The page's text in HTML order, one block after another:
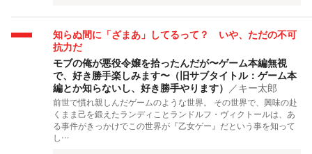
知らぬ間に「ざまあ」してるって？ いや、ただの不可
抗力だ
モブの俺が悪役令嬢を拾ったんだが〜ゲーム本編無視
で、好き勝手楽しみます〜（旧サブタイトル：ゲーム本
編とか知らないし、好き勝手やります） ／キー太郎
前世で慣れ親しんだゲームのような世界。 その世界で、興味の赴
くまま己を鍛えたランディことランドルフ・ヴィクトールは、あ
る事件がきっかけでこの世界が『乙女ゲー』だという事を知って
し…